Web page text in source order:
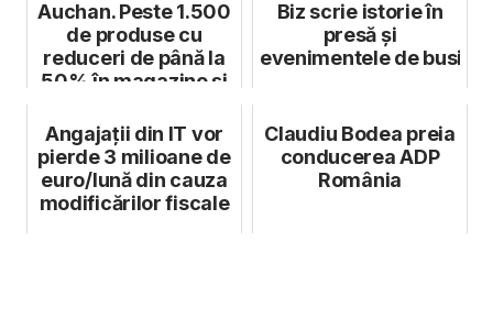
Auchan. Peste 1.500
de produse cu
reduceri de până la
50% în magazine și
Biz scrie istorie în
presă și
evenimentele de
Angajații din IT vor
pierde 3 milioane de
euro/lună din cauza
modificărilor fiscale
Claudiu Bodea preia
conducerea ADP
România